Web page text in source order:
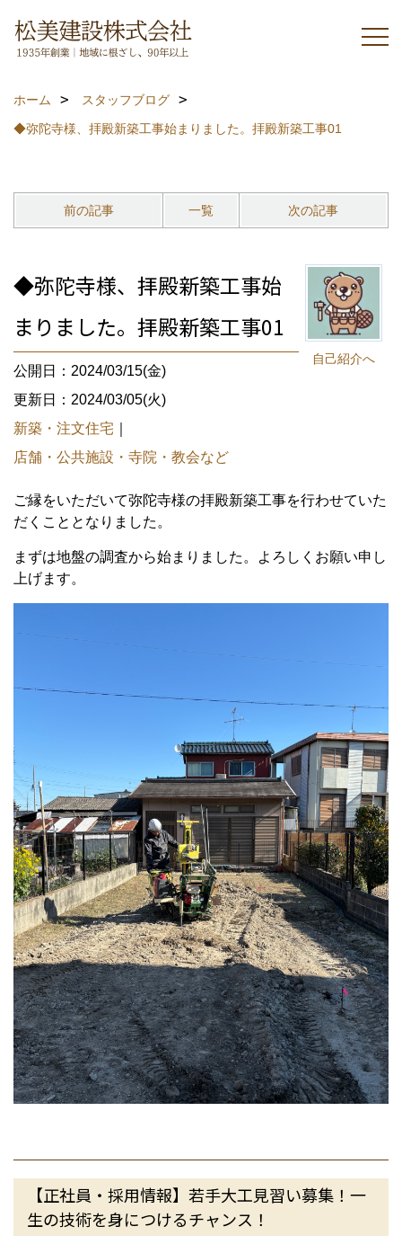
ホーム
スタッフブログ
◆弥陀寺様、拝殿新築工事始まりました。拝殿新築工事01
前の記事 一覧 次の記事
自己紹介へ
◆弥陀寺様、拝殿新築工事始
まりました。拝殿新築工事01
公開日：2024/03/15(金)
更新日：2024/03/05(火)
新築・注文住宅
店舗・公共施設・寺院・教会など
ご縁をいただいて弥陀寺様の拝殿新築工事を行わせていた
だくこととなりました。
まずは地盤の調査から始まりました。よろしくお願い申し
上げます。
【正社員・採用情報】若手大工見習い募集！一
生の技術を身につけるチャンス！